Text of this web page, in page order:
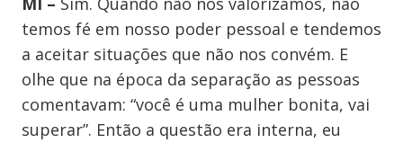
temos fé em nosso poder pessoal e tendemos
a aceitar situações que não nos convém. E
olhe que na época da separação as pessoas
comentavam: “você é uma mulher bonita, vai
superar”. Então a questão era interna, eu